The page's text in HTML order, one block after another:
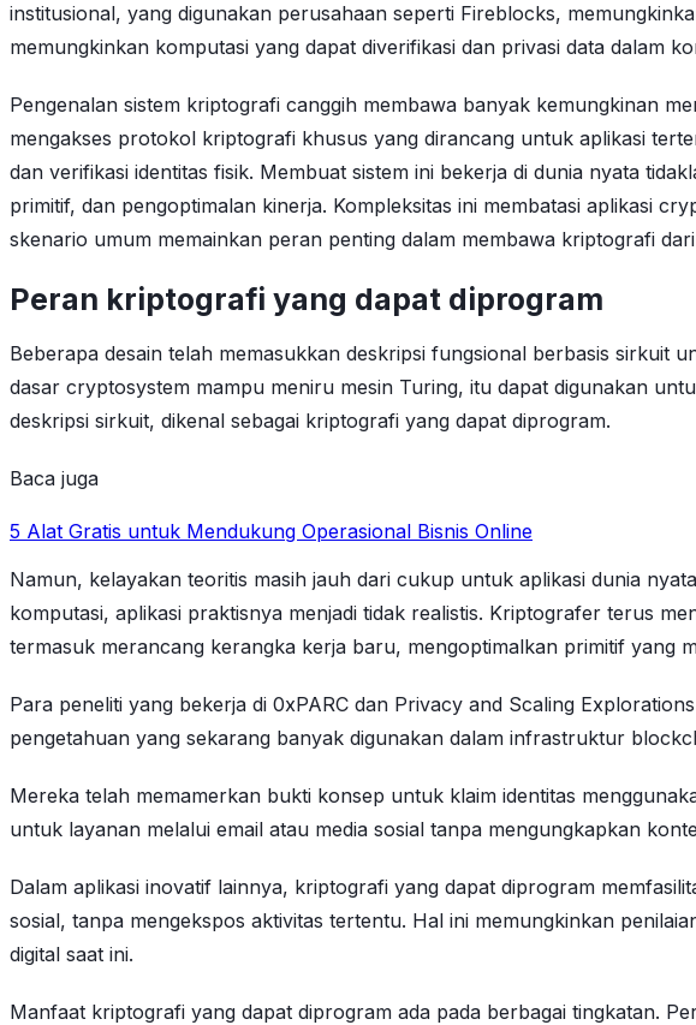
institusional, yang digunakan perusahaan seperti Fireblocks,
memungkinkan komputasi yang dapat diverifikasi dan privasi data dalam
Pengenalan sistem kriptografi canggih membawa banyak kemungkinan
mengakses protokol kriptografi khusus yang dirancang untuk aplikasi
dan verifikasi identitas fisik. Membuat sistem ini bekerja di dunia nyata
primitif, dan pengoptimalan kinerja. Kompleksitas ini membatasi aplikasi
skenario umum memainkan peran penting dalam membawa kriptografi
Peran kriptografi yang dapat diprogram
Beberapa desain telah memasukkan deskripsi fungsional berbasis sirkuit
dasar cryptosystem mampu meniru mesin Turing, itu dapat digunakan
deskripsi sirkuit, dikenal sebagai kriptografi yang dapat diprogram.
Baca juga
5 Alat Gratis untuk Mendukung Operasional Bisnis Online
Namun, kelayakan teoritis masih jauh dari cukup untuk aplikasi dunia
komputasi, aplikasi praktisnya menjadi tidak realistis. Kriptografer terus
termasuk merancang kerangka kerja baru, mengoptimalkan primitif yang
Para peneliti yang bekerja di 0xPARC dan Privacy and Scaling
pengetahuan yang sekarang banyak digunakan dalam infrastruktur
Mereka telah memamerkan bukti konsep untuk klaim identitas
untuk layanan melalui email atau media sosial tanpa mengungkapkan
Dalam aplikasi inovatif lainnya, kriptografi yang dapat diprogram
sosial, tanpa mengekspos aktivitas tertentu. Hal ini memungkinkan
digital saat ini.
Manfaat kriptografi yang dapat diprogram ada pada berbagai tingkatan.